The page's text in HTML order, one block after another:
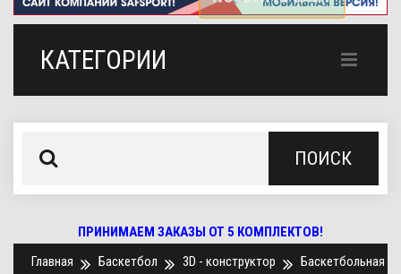
КАТЕГОРИИ
ПОИСК
ПРИНИМАЕМ ЗАКАЗЫ ОТ 5 КОМПЛЕКТОВ!
Главная
Баскетбол 3D - конструктор
Баскетбольная